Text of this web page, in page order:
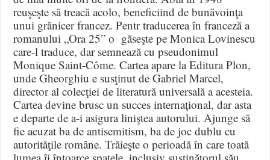
reuşeşte să treacă acolo, beneficiind de bunăvoinţa
unui grănicer francez. Pentr traducerea în franceză a
romanului „Ora 25” o găseşte pe Monica Lovinescu
care-l traduce, dar semnează cu pseudonimul
Monique Saint-Côme. Cartea apare la Editura Plon,
unde Gheorghiu e susţinut de Gabriel Marcel,
director al colecţiei de literatură universală a acesteia.
Cartea devine brusc un succes internaţional, dar asta
e departe de a-i asigura liniştea autorului. Ajunge să
fie acuzat ba de antisemitism, ba de joc dublu cu
autorităţile române. Trăieşte o perioadă în care toată